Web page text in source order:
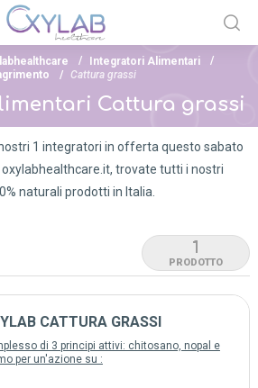
Integratori Alimentari
Cattura grassi
Cattura grassi
1 integratori in offerta questo sabato
oxylabhealthcare.it, trovate tutti i nostri
naturali prodotti in Italia.
1
PRODOTTO
CATTURA GRASSI
di 3 principi attivi: chitosano, nopal e
per un'azione su :